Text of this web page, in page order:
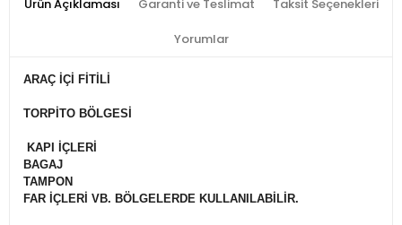
Ürün Açıklaması Garanti ve Teslimat Taksit Seçenekleri
Yorumlar
ARAÇ İÇİ FİTİLİ
TORPİTO BÖLGESİ
KAPI İÇLERİ
BAGAJ
TAMPON
FAR İÇLERİ VB. BÖLGELERDE KULLANILABİLİR.